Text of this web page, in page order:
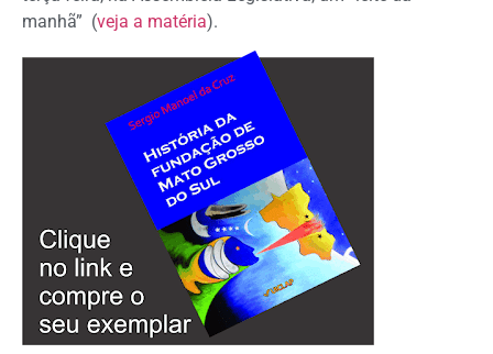
manhã” (veja a matéria).